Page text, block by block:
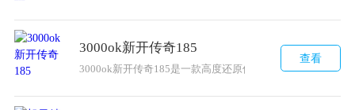
3000ok新开传奇185
3000ok新开传奇185是一款高度还原传奇经典玩法的手游，
查看